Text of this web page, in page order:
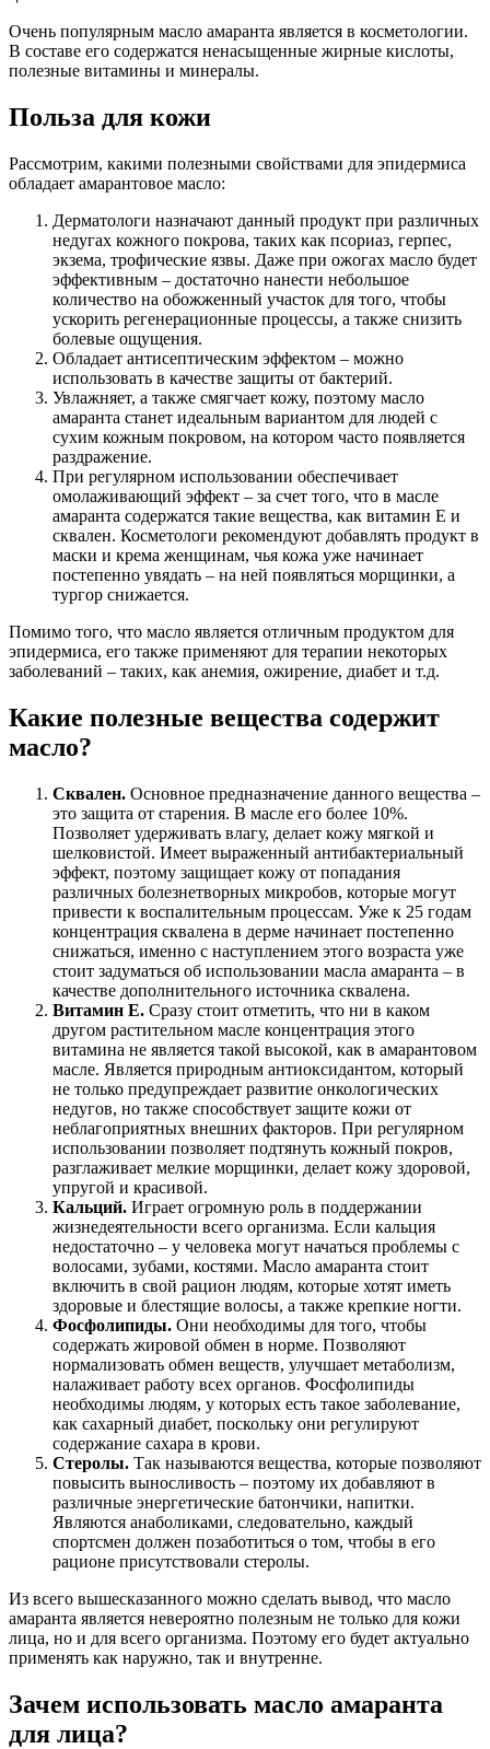
Очень популярным масло амаранта является в косметологии.
В составе его содержатся ненасыщенные жирные кислоты,
полезные витамины и минералы.
Польза для кожи
Рассмотрим, какими полезными свойствами для эпидермиса
обладает амарантовое масло:
Дерматологи назначают данный продукт при различных
недугах кожного покрова, таких как псориаз, герпес,
экзема, трофические язвы. Даже при ожогах масло будет
эффективным – достаточно нанести небольшое
количество на обожженный участок для того, чтобы
ускорить регенерационные процессы, а также снизить
болевые ощущения.
Обладает антисептическим эффектом – можно
использовать в качестве защиты от бактерий.
Увлажняет, а также смягчает кожу, поэтому масло
амаранта станет идеальным вариантом для людей с
сухим кожным покровом, на котором часто появляется
раздражение.
При регулярном использовании обеспечивает
омолаживающий эффект – за счет того, что в масле
амаранта содержатся такие вещества, как витамин Е и
сквален. Косметологи рекомендуют добавлять продукт в
маски и крема женщинам, чья кожа уже начинает
постепенно увядать – на ней появляться морщинки, а
тургор снижается.
Помимо того, что масло является отличным продуктом для
эпидермиса, его также применяют для терапии некоторых
заболеваний – таких, как анемия, ожирение, диабет и т.д.
Какие полезные вещества содержит
масло?
Сквален. Основное предназначение данного вещества –
это защита от старения. В масле его более 10%.
Позволяет удерживать влагу, делает кожу мягкой и
шелковистой. Имеет выраженный антибактериальный
эффект, поэтому защищает кожу от попадания
различных болезнетворных микробов, которые могут
привести к воспалительным процессам. Уже к 25 годам
концентрация сквалена в дерме начинает постепенно
снижаться, именно с наступлением этого возраста уже
стоит задуматься об использовании масла амаранта – в
качестве дополнительного источника сквалена.
Витамин Е. Сразу стоит отметить, что ни в каком
другом растительном масле концентрация этого
витамина не является такой высокой, как в амарантовом
масле. Является природным антиоксидантом, который
не только предупреждает развитие онкологических
недугов, но также способствует защите кожи от
неблагоприятных внешних факторов. При регулярном
использовании позволяет подтянуть кожный покров,
разглаживает мелкие морщинки, делает кожу здоровой,
упругой и красивой.
Кальций. Играет огромную роль в поддержании
жизнедеятельности всего организма. Если кальция
недостаточно – у человека могут начаться проблемы с
волосами, зубами, костями. Масло амаранта стоит
включить в свой рацион людям, которые хотят иметь
здоровые и блестящие волосы, а также крепкие ногти.
Фосфолипиды. Они необходимы для того, чтобы
содержать жировой обмен в норме. Позволяют
нормализовать обмен веществ, улучшает метаболизм,
налаживает работу всех органов. Фосфолипиды
необходимы людям, у которых есть такое заболевание,
как сахарный диабет, поскольку они регулируют
содержание сахара в крови.
Стеролы. Так называются вещества, которые позволяют
повысить выносливость – поэтому их добавляют в
различные энергетические батончики, напитки.
Являются анаболиками, следовательно, каждый
спортсмен должен позаботиться о том, чтобы в его
рационе присутствовали стеролы.
Из всего вышесказанного можно сделать вывод, что масло
амаранта является невероятно полезным не только для кожи
лица, но и для всего организма. Поэтому его будет актуально
применять как наружно, так и внутренне.
Зачем использовать масло амаранта
для лица?